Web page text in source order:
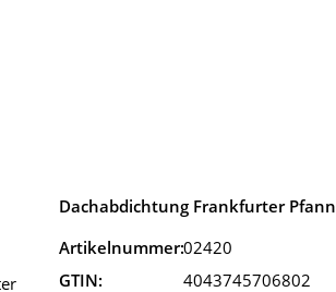
Dachabdichtung Frankfurter
Artikelnummer:02420
GTIN:
4043745706802